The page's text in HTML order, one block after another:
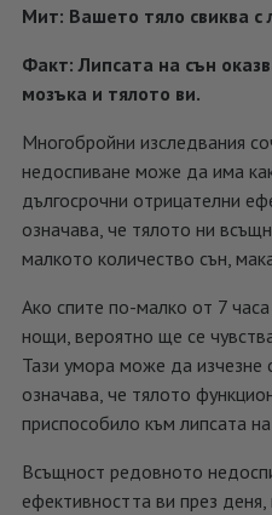
Мит: Вашето тяло свиква с
Факт: Липсата на сън
мозъка и тялото ви.
Многобройни изследвания
недоспиване може да има
дългосрочни отрицателни
означава, че тялото ни
малкото количество сън,
Ако спите по-малко от 7
нощи, вероятно ще се
Тази умора може да изчезне
означава, че тялото
приспособило към липсата
Всъщност редовното
ефективността ви през